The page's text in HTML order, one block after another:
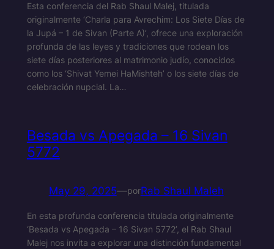
Esta conferencia del Rab Shaul Malej, titulada
originalmente ‘Charla para Avrechim: Los Siete Días de
la Jupá – 1 de Sivan (Parte A)’, ofrece una exploración
profunda de las leyes y tradiciones que rodean los
siete días posteriores al matrimonio judío, conocidos
como los ‘Shivat Yemei HaMishteh’ o los siete días de
celebración nupcial. La…
Besada vs Apegada – 16 Sivan
5772
May 29, 2025—porRab Shaul Maleh
En esta profunda conferencia titulada originalmente
‘Besada vs Apegada – 16 Sivan 5772’, el Rab Shaul
Malej nos invita a explorar una distinción fundamental